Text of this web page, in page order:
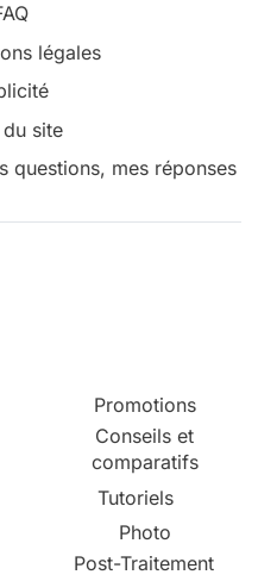
légales
du site
questions, mes réponses
Promotions
Conseils et
comparatifs
Tutoriels
Photo
Post-Traitement